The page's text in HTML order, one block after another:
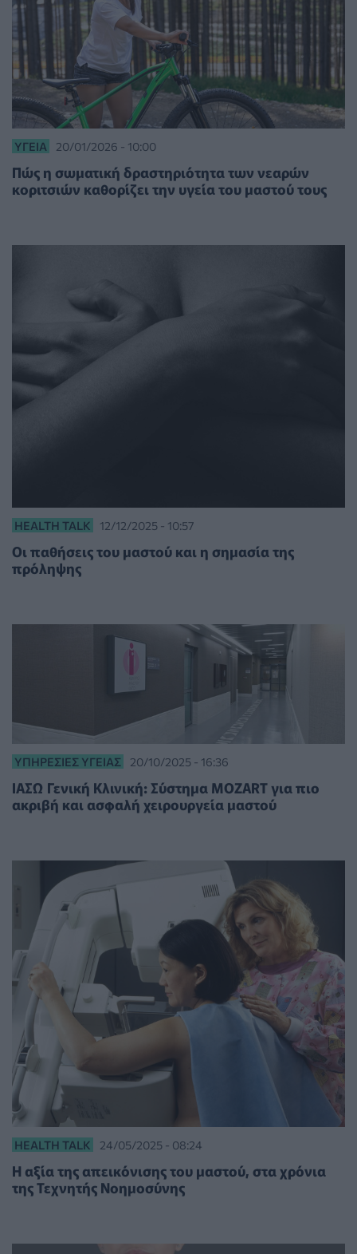
ΥΓΕΊΑ 20/01/2026 - 10:00
Πώς η σωματική δραστηριότητα των νεαρών
κοριτσιών καθορίζει την υγεία του μαστού τους
HEALTH TALK 12/12/2025 - 10:57
Οι παθήσεις του μαστού και η σημασία της
πρόληψης
ΥΠΗΡΕΣΊΕΣ ΥΓΕΊΑΣ 20/10/2025 - 16:36
ΙΑΣΩ Γενική Κλινική: Σύστημα MOZART για πιο
ακριβή και ασφαλή χειρουργεία μαστού
HEALTH TALK 24/05/2025 - 08:24
Η αξία της απεικόνισης του μαστού, στα χρόνια
της Τεχνητής Νοημοσύνης